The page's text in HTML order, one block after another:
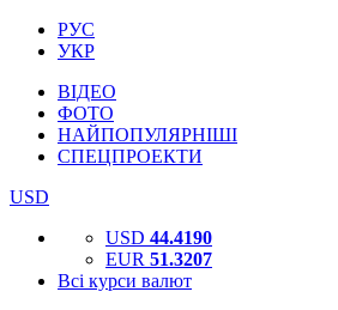
РУС
УКР
ВІДЕО
ФОТО
НАЙПОПУЛЯРНІШІ
СПЕЦПРОЕКТИ
USD
USD 44.4190
EUR 51.3207
Всі курси валют